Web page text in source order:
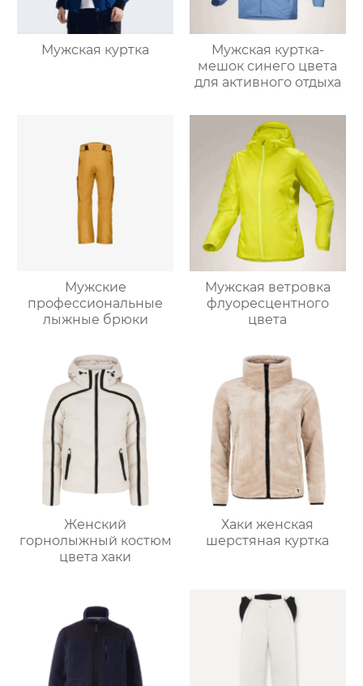
Мужская куртка
Мужская куртка-
мешок синего цвета
для активного отдыха
Мужские
профессиональные
лыжные брюки
Мужская ветровка
флуоресцентного
цвета
Женский
горнолыжный костюм
цвета хаки
Хаки женская
шерстяная куртка